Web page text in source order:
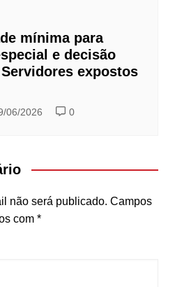
mínima para
e decisão
expostos
06/2026 0
não será publicado. Campos
com *